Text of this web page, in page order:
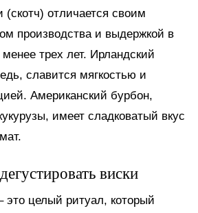
(скотч) отличается своим
производства и выдержкой в
трех лет. Ирландский
славится мягкостью и
Американский бурбон,
имеет сладковатый вкус
виски
это целый ритуал, который